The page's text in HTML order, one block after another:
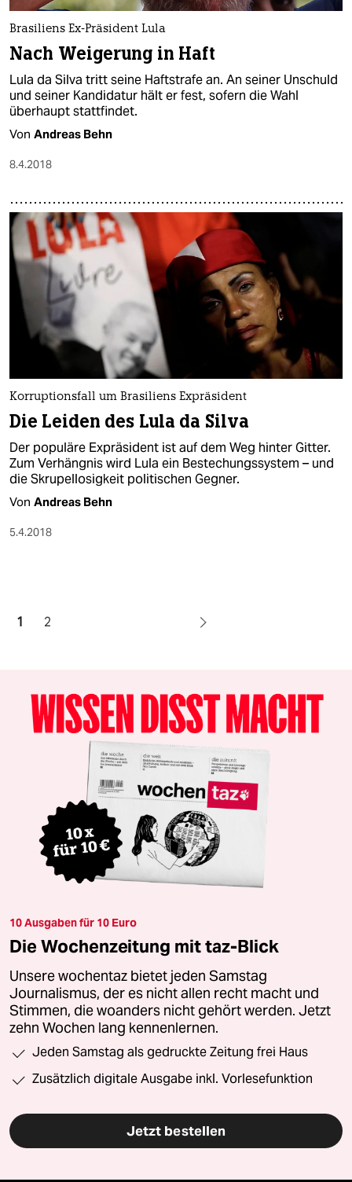
Brasiliens Ex-Präsident Lula
Nach Weigerung in Haft
Lula da Silva tritt seine Haftstrafe an. An seiner Unschuld
und seiner Kandidatur hält er fest, sofern die Wahl
überhaupt stattfindet.
Von Andreas Behn
8.4.2018
Korruptionsfall um Brasiliens Expräsident
Die Leiden des Lula da Silva
Der populäre Expräsident ist auf dem Weg hinter Gitter.
Zum Verhängnis wird Lula ein Bestechungssystem – und
die Skrupellosigkeit politischen Gegner.
Von Andreas Behn
5.4.2018
1 2
10 Ausgaben für 10 Euro
Die Wochenzeitung mit taz-Blick
Unsere wochentaz bietet jeden Samstag
Journalismus, der es nicht allen recht macht und
Stimmen, die woanders nicht gehört werden. Jetzt
zehn Wochen lang kennenlernen.
Jeden Samstag als gedruckte Zeitung frei Haus
Zusätzlich digitale Ausgabe inkl. Vorlesefunktion
Jetzt bestellen